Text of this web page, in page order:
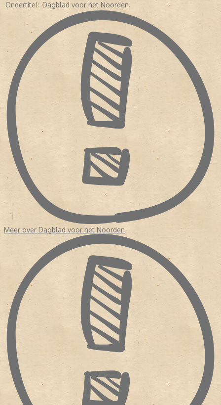
Ondertitel: Dagblad voor het Noorden.
Meer over Dagblad voor het Noorden